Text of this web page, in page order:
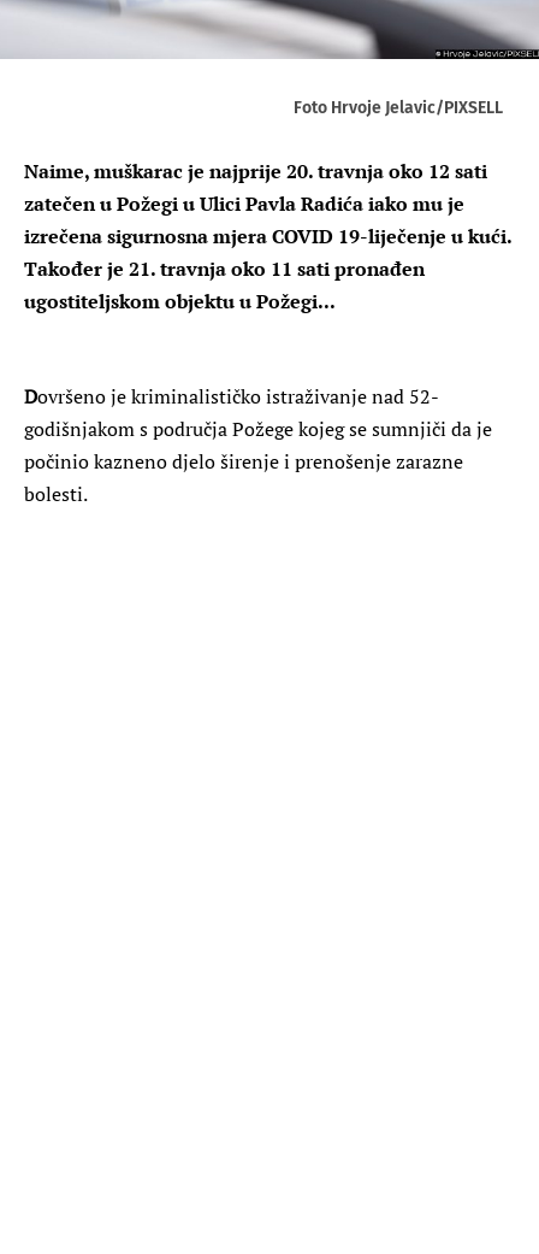
Foto Hrvoje Jelavic/PIXSELL
Naime, muškarac je najprije 20. travnja oko 12 sati
zatečen u Požegi u Ulici Pavla Radića iako mu je
izrečena sigurnosna mjera COVID 19-liječenje u kući.
Također je 21. travnja oko 11 sati pronađen
ugostiteljskom objektu u Požegi...
Dovršeno je kriminalističko istraživanje nad 52-
godišnjakom s područja Požege kojeg se sumnjiči da je
počinio kazneno djelo širenje i prenošenje zarazne
bolesti.